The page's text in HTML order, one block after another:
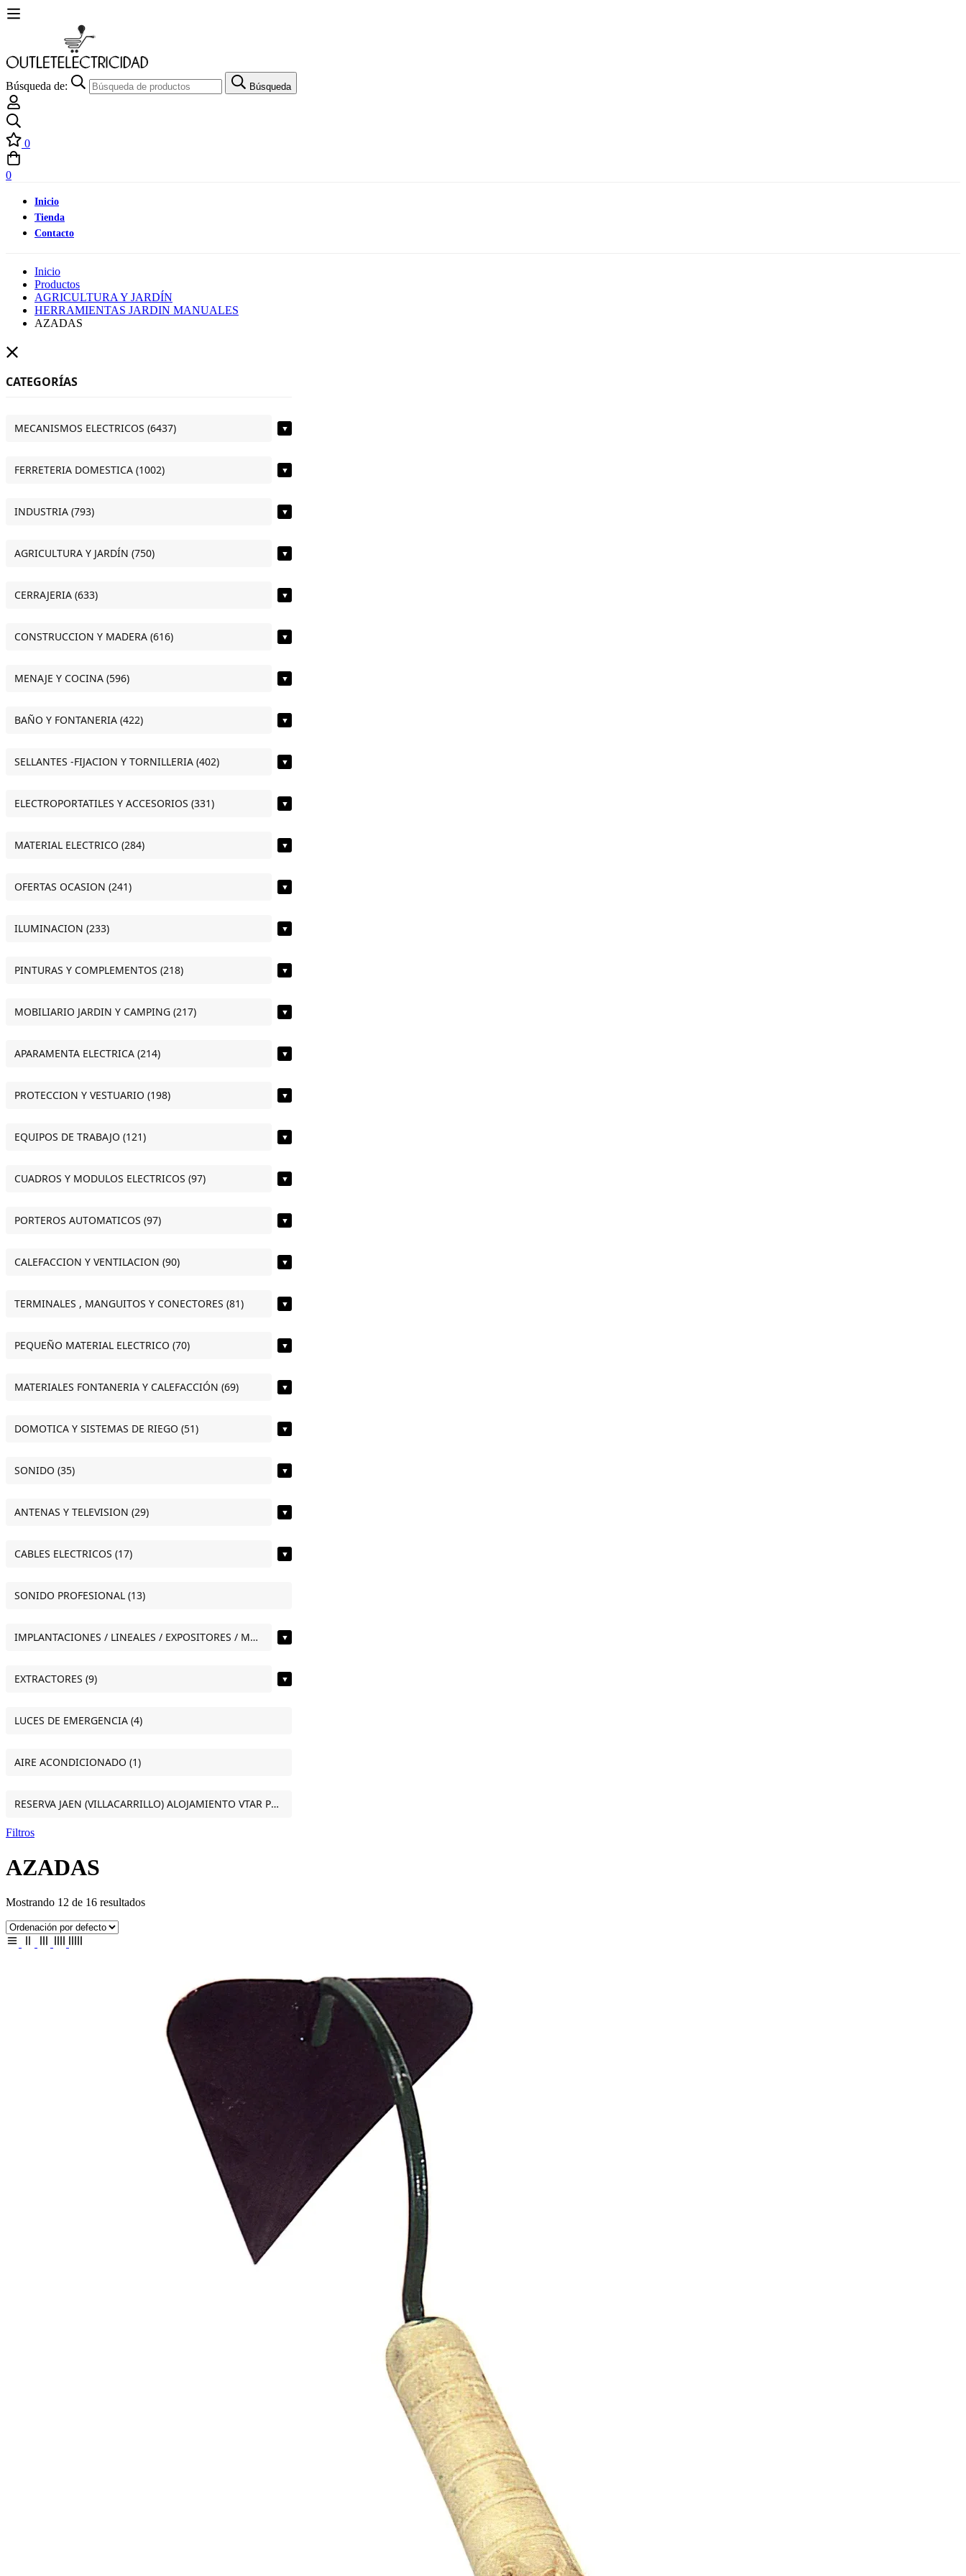
Búsqueda de: Búsqueda
0
0
Inicio
Tienda
Contacto
Inicio
Productos
AGRICULTURA Y JARDÍN
HERRAMIENTAS JARDIN MANUALES
AZADAS
CATEGORÍAS
MECANISMOS ELECTRICOS (6437) ▼
FERRETERIA DOMESTICA (1002) ▼
INDUSTRIA (793) ▼
AGRICULTURA Y JARDÍN (750) ▼
CERRAJERIA (633) ▼
CONSTRUCCION Y MADERA (616) ▼
MENAJE Y COCINA (596) ▼
BAÑO Y FONTANERIA (422) ▼
SELLANTES -FIJACION Y TORNILLERIA (402) ▼
ELECTROPORTATILES Y ACCESORIOS (331) ▼
MATERIAL ELECTRICO (284) ▼
OFERTAS OCASION (241) ▼
ILUMINACION (233) ▼
PINTURAS Y COMPLEMENTOS (218) ▼
MOBILIARIO JARDIN Y CAMPING (217) ▼
APARAMENTA ELECTRICA (214) ▼
PROTECCION Y VESTUARIO (198) ▼
EQUIPOS DE TRABAJO (121) ▼
CUADROS Y MODULOS ELECTRICOS (97) ▼
PORTEROS AUTOMATICOS (97) ▼
CALEFACCION Y VENTILACION (90) ▼
TERMINALES , MANGUITOS Y CONECTORES (81) ▼
PEQUEÑO MATERIAL ELECTRICO (70) ▼
MATERIALES FONTANERIA Y CALEFACCIÓN (69) ▼
DOMOTICA Y SISTEMAS DE RIEGO (51) ▼
SONIDO (35) ▼
ANTENAS Y TELEVISION (29) ▼
CABLES ELECTRICOS (17) ▼
SONIDO PROFESIONAL (13)
IMPLANTACIONES / LINEALES / EXPOSITORES / MOSTRADORES (12) ▼
EXTRACTORES (9) ▼
LUCES DE EMERGENCIA (4)
AIRE ACONDICIONADO (1)
RESERVA JAEN (VILLACARRILLO) ALOJAMIENTO VTAR PUERTA DEL SOL ESTUDIO VILLACARRILLO (JAEN) (1)
Filtros
AZADAS
Mostrando 12 de 16 resultados